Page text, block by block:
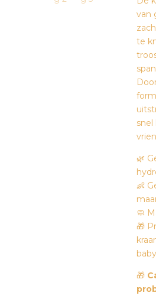
van
te
🌿
👶
🧼
🎁
🎁